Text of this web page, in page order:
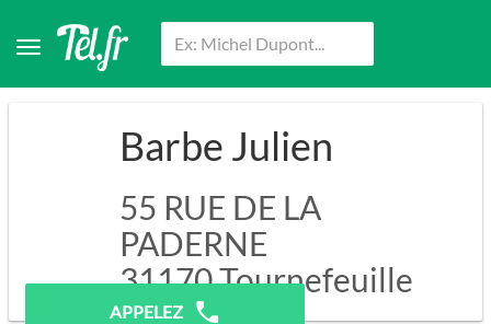
Barbe Julien
55 RUE DE LA
PADERNE
31170Tournefeuille
APPELEZ